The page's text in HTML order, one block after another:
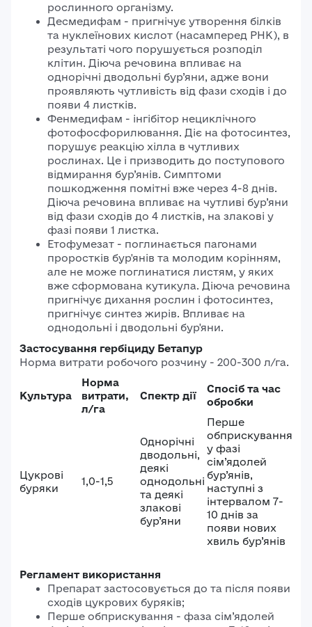
рослинного організму.
Десмедифам - пригнічує утворення білків
та нуклеїнових кислот (насамперед РНК), в
результаті чого порушується розподіл
клітин. Діюча речовина впливає на
однорічні дводольні бур’яни, адже вони
проявляють чутливість від фази сходів і до
появи 4 листків.
Фенмедифам - інгібітор нециклічного
фотофосфорилювання. Діє на фотосинтез,
порушує реакцію хілла в чутливих
рослинах. Це і призводить до поступового
відмирання бур’янів. Симптоми
пошкодження помітні вже через 4-8 днів.
Діюча речовина впливає на чутливі бур’яни
від фази сходів до 4 листків, на злакові у
фазі появи 1 листка.
Етофумезат - поглинається пагонами
проростків бур'янів та молодим корінням,
але не може поглинатися листям, у яких
вже сформована кутикула. Діюча речовина
пригнічує дихання рослин і фотосинтез,
пригнічує синтез жирів. Впливає на
однодольні і дводольні бур'яни.
Застосування гербіциду Бетапур
Норма витрати робочого розчину - 200-300 л/га.
Культура
Норма
витрати,
л/га
Спектр дії
Спосіб та час
обробки
Цукрові
буряки
1,0-1,5
Однорічні
дводольні,
деякі
однодольні
та деякі
злакові
бур’яни
Перше
обприскування
у фазі
сім’ядолей
бур’янів,
наступні з
інтервалом 7-
10 днів за
появи нових
хвиль бур’янів
Регламент використання
Препарат застосовується до та після появи
сходів цукрових буряків;
Перше обприскування - фаза сім’ядолей